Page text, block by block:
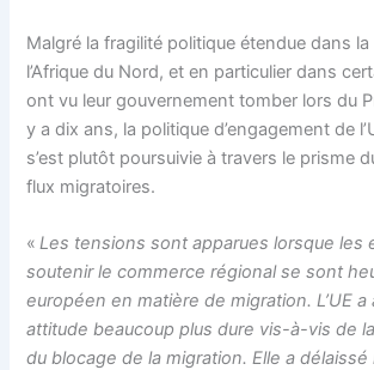
Malgré la fragilité politique étendue dans
l’Afrique du Nord, et en particulier dans
ont vu leur gouvernement tomber lors du
y a dix ans, la politique d’engagement de
s’est plutôt poursuivie à travers le prisme
flux migratoires.
«Les tensions sont apparues lorsque les
soutenir le commerce régional se sont
européen en matière de migration. L’UE
attitude beaucoup plus dure vis-à-vis de
du blocage de la migration. Elle a délaissé